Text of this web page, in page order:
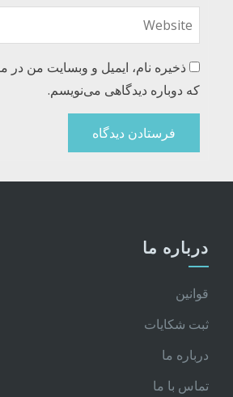
ذخیره نام، ایمیل و وبسایت من در
که دوباره دیدگاهی می‌نویسم.
درباره ما
قوانین
ثبت شکایات
درباره ما
تماس با ما